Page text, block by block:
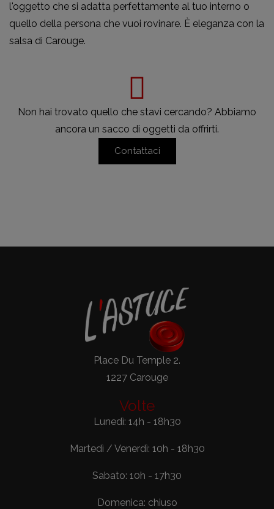
l'oggetto che si adatta perfettamente al tuo interno o
quello della persona che vuoi rovinare. È eleganza con la
salsa di Carouge.
Non hai trovato quello che stavi cercando? Abbiamo
ancora un sacco di oggetti da offrirti.
Contattaci
Place Du Temple 2.
1227 Carouge
Volte
Lunedì: 14h - 18h30
Martedì / Venerdì: 10h - 18h30
Sabato: 10h - 17h30
Domenica: chiuso